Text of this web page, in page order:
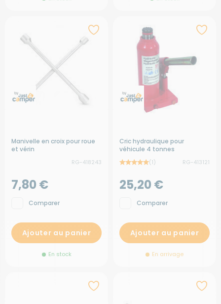
Manivelle en croix pour roue
et vérin
RG-418243
7,80 €
Comparer
Ajouter au panier
En stock
Cric hydraulique pour
véhicule 4 tonnes
(1) RG-413121
25,20 €
Comparer
Ajouter au panier
En arrivage